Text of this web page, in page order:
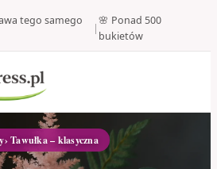
tego samego
|
🌸 Ponad 500
bukietów
› Tawułka – klasyczna